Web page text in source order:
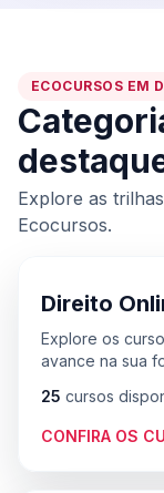
ECOCURSOS EM
Explore as
Ecocursos.
Direito
Explore os
avance na sua
25 cursos
CONFIRA OS